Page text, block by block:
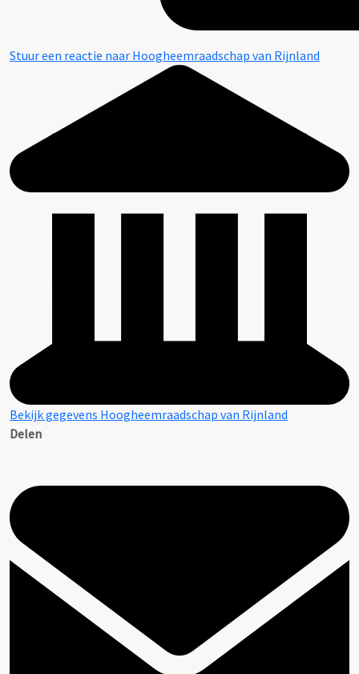
Stuur een reactie naar Hoogheemraadschap van Rijnland
Bekijk gegevens Hoogheemraadschap van Rijnland
Delen